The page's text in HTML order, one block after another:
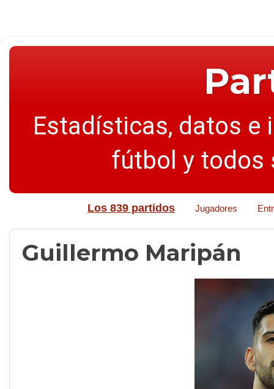
Estadísticas, datos e
fútbol y todos
Los 839 partidos Jugadores
Guillermo Maripán